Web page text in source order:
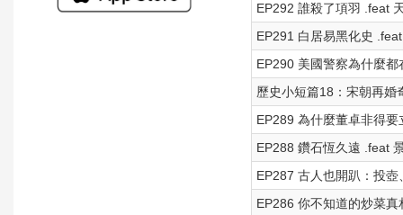
EP292 誰殺了項羽 .feat
EP291 白居易黑化史
EP290 美國警察為什麼
歷史小短篇18：宋朝再婚
EP289 為什麼董卓非得
EP288 鑽石恆久遠 .feat
EP287 古人也開趴：投
EP286 你不知道的炒菜